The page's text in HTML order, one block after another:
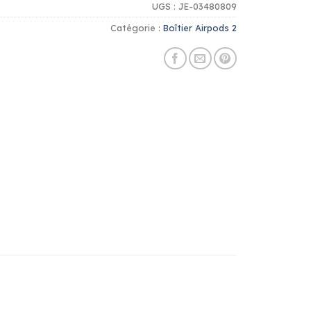
UGS : JE-03480809
Catégorie : Boîtier Airpods 2